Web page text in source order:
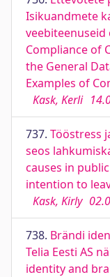
Isikuandmete
Compliance of
the General
Examples of
Kask, Kerli
737. Tööstress
seos
causes in
intention to
Kask, Kirly
738. Brändi
Telia Eesti AS
identity and